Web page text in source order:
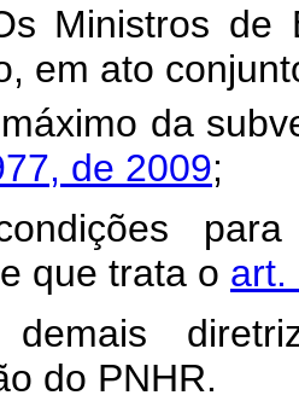
Ministros de
em ato
da
de 2009;
para
que trata o art.
do PNHR.